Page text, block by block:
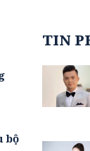
bộ
TIN